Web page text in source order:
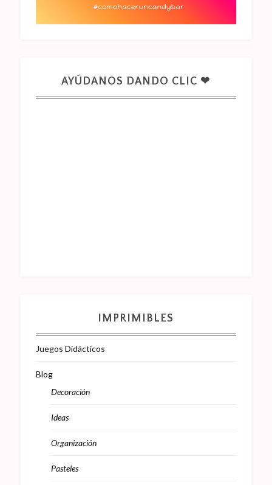
AYÚDANOS DANDO CLIC ❤
IMPRIMIBLES
Juegos Didácticos
Blog
Decoración
Ideas
Organización
Pasteles